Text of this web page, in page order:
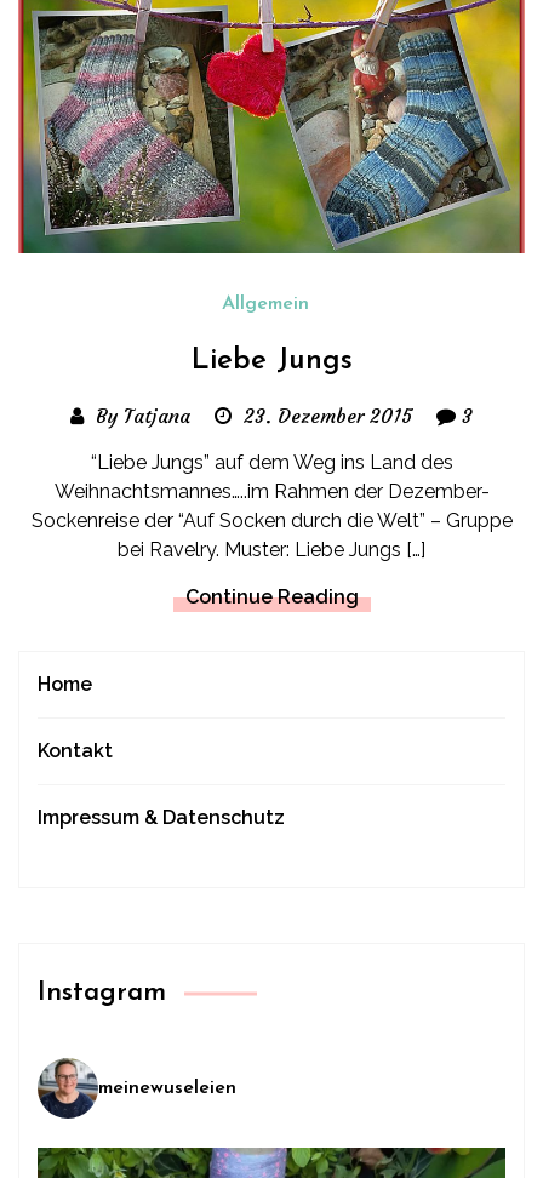
Allgemein
Liebe Jungs
By Tatjana 23. Dezember 2015 3
“Liebe Jungs” auf dem Weg ins Land des
Weihnachtsmannes…..im Rahmen der Dezember-
Sockenreise der “Auf Socken durch die Welt” – Gruppe
bei Ravelry. Muster: Liebe Jungs […]
Continue Reading
Home
Kontakt
Impressum & Datenschutz
Instagram
meinewuseleien